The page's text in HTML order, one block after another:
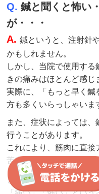
Q.鍼と聞くと怖い
が・・・
A.鍼というと、注射針
かもしれません。
しかし、当院で使用す
きの痛みはほとんど感じ
実際に、「もっと早く鍼
方も多くいらっしゃいま
また、症状によっては
行うことがあります。
これにより、筋肉に直接
苦痛を和らげることがで
まずは一度、当院の鍼施術